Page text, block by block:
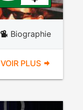
Biographie
VOIR PLUS